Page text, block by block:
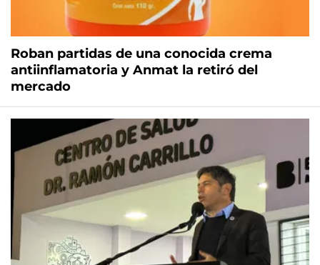
Roban partidas de una conocida crema
antiinflamatoria y Anmat la retiró del
mercado